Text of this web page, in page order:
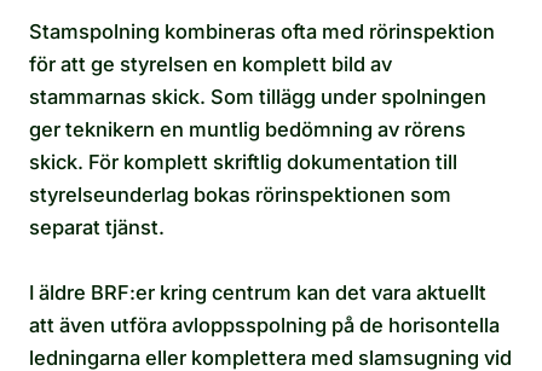
Stamspolning kombineras ofta med rörinspektion
för att ge styrelsen en komplett bild av
stammarnas skick. Som tillägg under spolningen
ger teknikern en muntlig bedömning av rörens
skick. För komplett skriftlig dokumentation till
styrelseunderlag bokas rörinspektionen som
separat tjänst.
I äldre BRF:er kring centrum kan det vara aktuellt
att även utföra avloppsspolning på de horisontella
ledningarna eller komplettera med slamsugning vid